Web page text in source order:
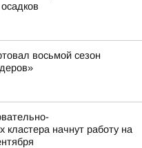
восьмой сезон
кластера начнут работу на